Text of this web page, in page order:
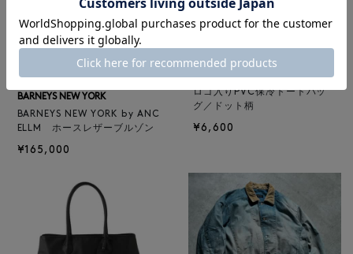
BARNEYS NEW YORK
BARNEYS NEW YORK by ANC
ELLM ホースレザーブルゾン
¥165,000
ロゴ入りPVC保冷トートバッ
グ／ドット柄
¥6,600